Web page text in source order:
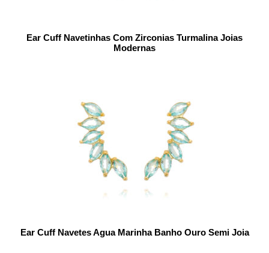
Ear Cuff Navetinhas Com Zirconias Turmalina Joias
Modernas
Ear Cuff Navetes Agua Marinha Banho Ouro Semi Joia